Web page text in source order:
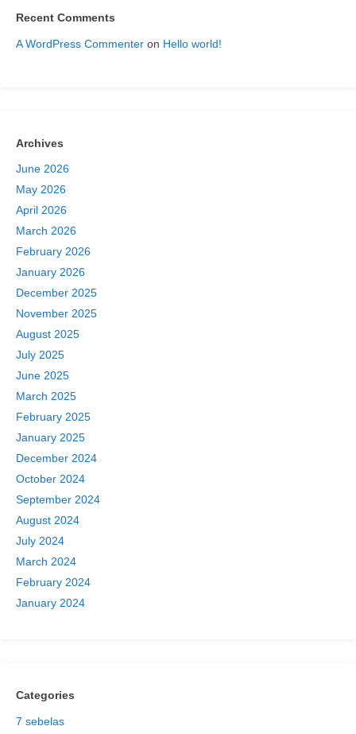
Recent Comments
A WordPress Commenter on Hello world!
Archives
June 2026
May 2026
April 2026
March 2026
February 2026
January 2026
December 2025
November 2025
August 2025
July 2025
June 2025
March 2025
February 2025
January 2025
December 2024
October 2024
September 2024
August 2024
July 2024
March 2024
February 2024
January 2024
Categories
7 sebelas